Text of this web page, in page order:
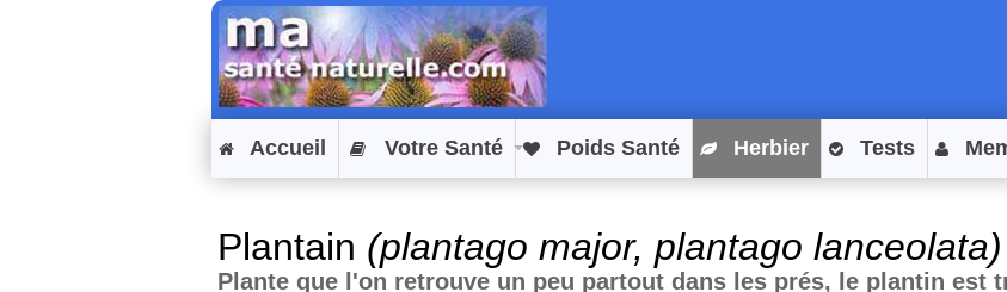
Accueil Votre Santé Poids Santé Herbier Tests
Plantain (plantago major, plantago lanceolata)
Plante que l'on retrouve un peu partout dans les prés, le plantin est